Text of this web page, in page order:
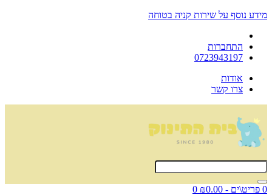
מידע נוסף על שירות קניה בטוחה
התחברות
0723943197
אודות
צרו קשר
0 פריט\ים - ₪0.00 0